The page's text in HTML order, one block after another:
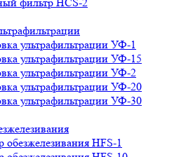
ультрафильтрации УФ-1
ультрафильтрации УФ-15
ультрафильтрации УФ-2
ультрафильтрации УФ-20
ультрафильтрации УФ-30
обезжелезивания HFS-1